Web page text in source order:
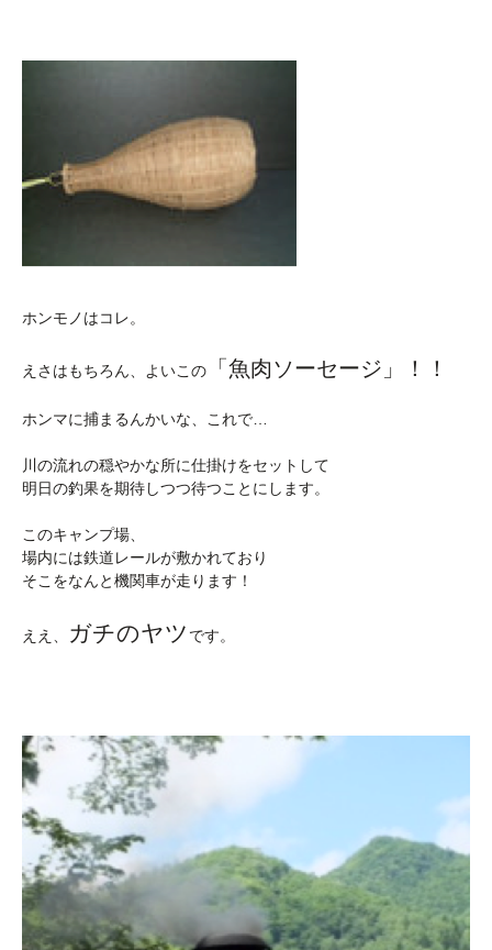
ホンモノはコレ。
えさはもちろん、よいこの 「魚肉ソーセージ」！！
ホンマに捕まるんかいな、これで…
川の流れの穏やかな所に仕掛けをセットして
明日の釣果を期待しつつ待つことにします。
このキャンプ場、
場内には鉄道レールが敷かれており
そこをなんと機関車が走ります！
ええ、 ガチのヤツ です。